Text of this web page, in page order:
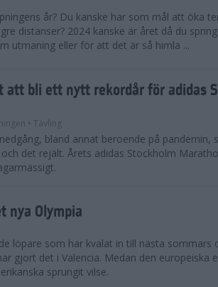
år? Du kanske har som mål att öka
distanser? 2024 kanske är året då du
utmaning eller för att det är så himla ...
att bli ett nytt rekordår för adidas
• Tävling
bland annat beroende på pandemin,
det rejält. Årets adidas Stockholm
nya Olympia
löpare som har kvalat in till nästa sommars
gjort det i Valencia. Medan den europeiska
sprungit vilse.